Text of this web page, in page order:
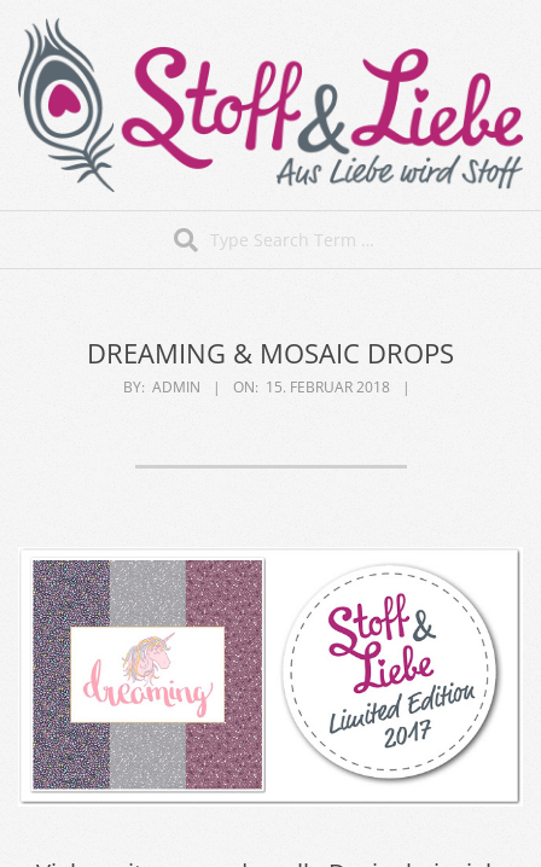
content
Stoff&Liebe
DREAMING & MOSAIC DROPS
BY: ADMIN ON: 15. FEBRUAR 2018